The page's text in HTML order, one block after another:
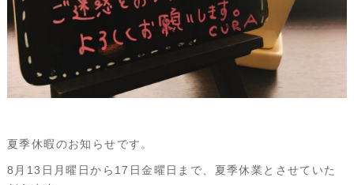
夏季休暇のお知らせです。
8月13日月曜日から17日金曜日まで、夏季休業とさせていた